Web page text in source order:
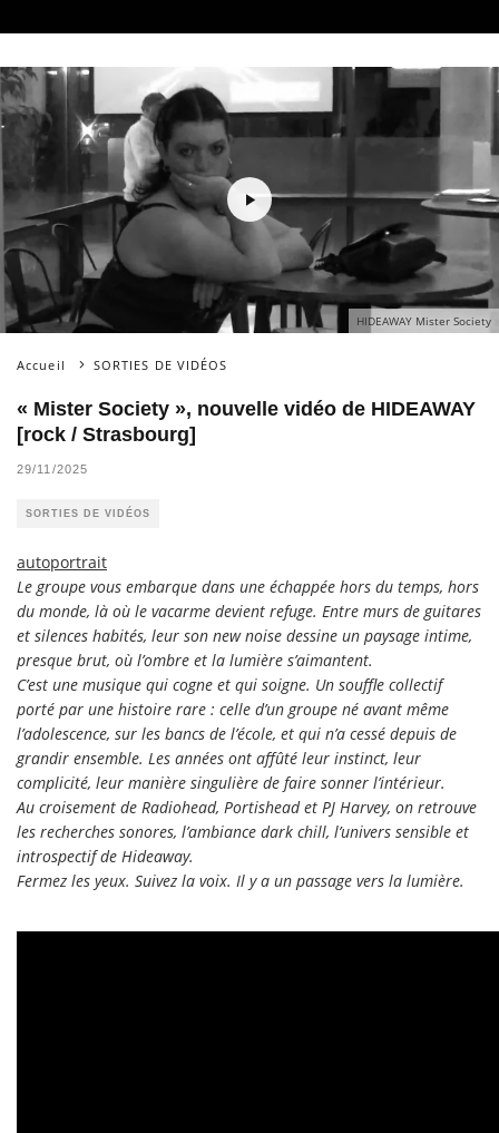
HIDEAWAY Mister Society
Accueil SORTIES DE VIDÉOS
« Mister Society », nouvelle vidéo de HIDEAWAY
[rock / Strasbourg]
29/11/2025
SORTIES DE VIDÉOS
autoportrait
Le groupe vous embarque dans une échappée hors du temps, hors
du monde, là où le vacarme devient refuge. Entre murs de guitares
et silences habités, leur son new noise dessine un paysage intime,
presque brut, où l’ombre et la lumière s’aimantent.
C’est une musique qui cogne et qui soigne. Un souffle collectif
porté par une histoire rare : celle d’un groupe né avant même
l’adolescence, sur les bancs de l’école, et qui n’a cessé depuis de
grandir ensemble. Les années ont affûté leur instinct, leur
complicité, leur manière singulière de faire sonner l’intérieur.
Au croisement de Radiohead, Portishead et PJ Harvey, on retrouve
les recherches sonores, l’ambiance dark chill, l’univers sensible et
introspectif de Hideaway.
Fermez les yeux. Suivez la voix. Il y a un passage vers la lumière.